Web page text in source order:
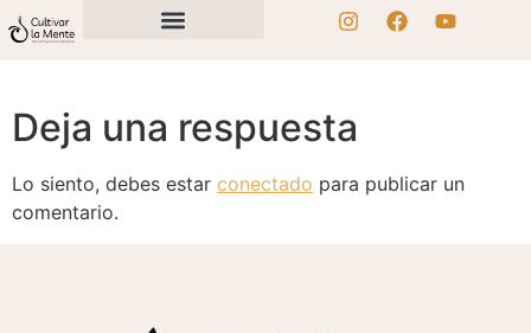
Deja una respuesta
Lo siento, debes estar conectado para publicar un
comentario.